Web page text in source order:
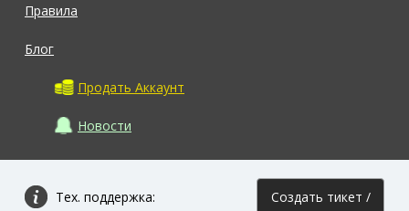
Правила
Блог
Продать Аккаунт
Новости
Тех. поддержка: Создать тикет /